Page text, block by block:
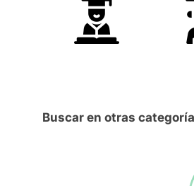
Buscar en otras